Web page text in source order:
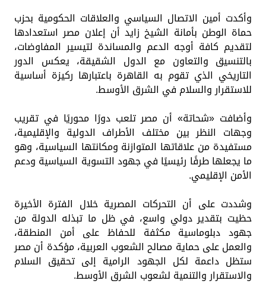
وأكدت أمين الاتصال السياسي والعلاقات الحكومية بحزب
حماة الوطن بأمانة الشيخ زايد أن إعلان مصر استعدادها
لتقديم كافة أوجه الدعم والمساندة لتيسير المفاوضات،
بالتنسيق والتعاون مع الدول الشقيقة، يعكس الدور
التاريخي الذي تقوم به القاهرة باعتبارها ركيزة أساسية
للاستقرار والسلام في الشرق الأوسط.
وأضافت «شحاتة» أن مصر تلعب دورًا محوريًا في تقريب
وجهات النظر بين مختلف الأطراف الدولية والإقليمية،
مستفيدة من علاقاتها المتوازنة ومكانتها السياسية، وهو
ما يجعلها طرفًا رئيسيًا في جهود التسوية السياسية ودعم
الأمن الإقليمي.
وشددت على أن التحركات المصرية خلال الفترة الأخيرة
حظيت بتقدير دولي واسع، في ظل ما تبذله الدولة من
جهود دبلوماسية مكثفة للحفاظ على أمن المنطقة،
والعمل على حماية مصالح الشعوب العربية، مؤكدة أن مصر
ستظل داعمة لكل الجهود الرامية إلى تحقيق السلام
والاستقرار والتنمية لشعوب الشرق الأوسط.